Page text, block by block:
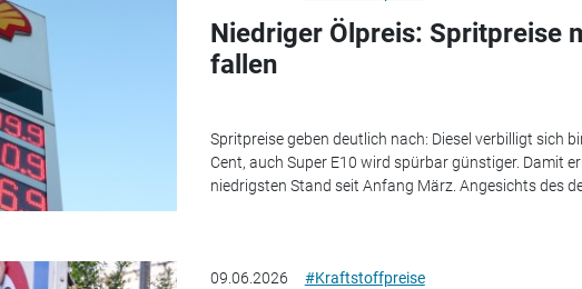
Niedriger Ölpreis: Spritpreise
fallen
Spritpreise geben deutlich nach: Diesel verbilligt sich
Cent, auch Super E10 wird spürbar günstiger. Damit
niedrigsten Stand seit Anfang März. Angesichts des
09.06.2026 #Kraftstoffpreise